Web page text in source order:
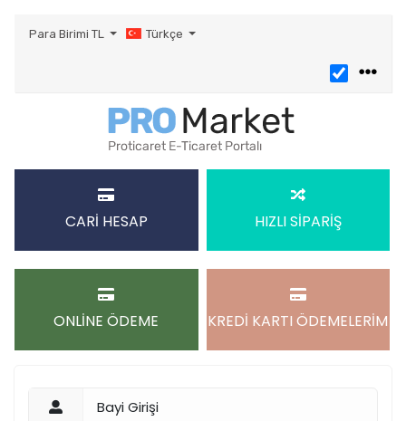
Para Birimi TL Türkçe
CARİ HESAP HIZLI SİPARİŞ
ONLİNE ÖDEME KREDİ KARTI ÖDEMELERİM
Bayi Girişi